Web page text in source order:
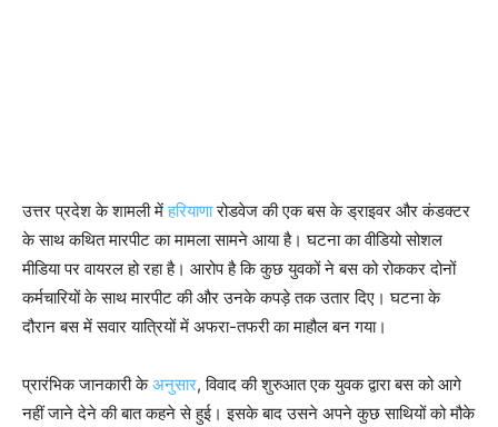
उत्तर प्रदेश के शामली मेंहरियाणारोडवेज की एक बस के ड्राइवर और कंडक्टर
के साथ कथित मारपीट का मामला सामने आया है। घटना का वीडियो सोशल
मीडिया पर वायरल हो रहा है। आरोप है कि कुछ युवकों ने बस को रोककर दोनों
कर्मचारियों के साथ मारपीट की और उनके कपड़े तक उतार दिए। घटना के
दौरान बस में सवार यात्रियों में अफरा-तफरी का माहौल बन गया।
प्रारंभिक जानकारी केअनुसार, विवाद की शुरुआत एक युवक द्वारा बस को आगे
नहीं जाने देने की बात कहने से हुई। इसके बाद उसने अपने कुछ साथियों को मौके